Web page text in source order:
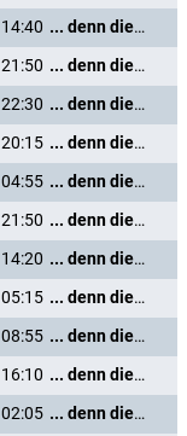
14:40
... denn die Musik und die Liebe in Tirol
21:50
... denn die Musik und die Liebe in Tirol
22:30
... denn die Musik und die Liebe in Tirol
20:15
... denn die Musik und die Liebe in Tirol
04:55
... denn die Musik und die Liebe in Tirol
21:50
... denn die Musik und die Liebe in Tirol
14:20
... denn die Musik und die Liebe in Tirol
05:15
... denn die Musik und die Liebe in Tirol
08:55
... denn die Musik und die Liebe in Tirol
16:10
... denn die Musik und die Liebe in Tirol
02:05
... denn die Musik und die Liebe in Tirol